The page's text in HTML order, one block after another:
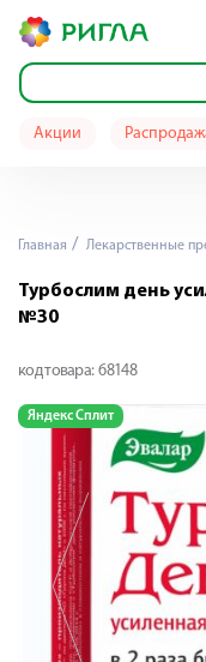
Акции
Главная Лекарственные
Турбослим день
№30
код товара: 68148
Яндекс Сплит